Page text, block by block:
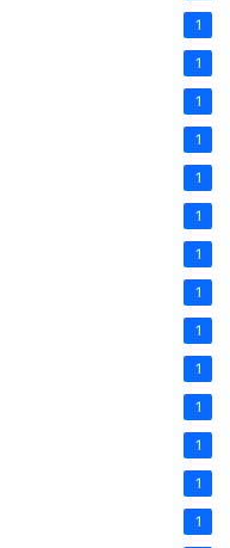
1
1
1
1
1
1
1
1
1
1
1
1
1
1